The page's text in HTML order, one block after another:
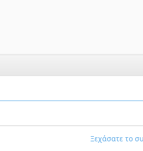
Ξεχάσατε το